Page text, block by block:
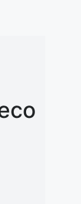
od